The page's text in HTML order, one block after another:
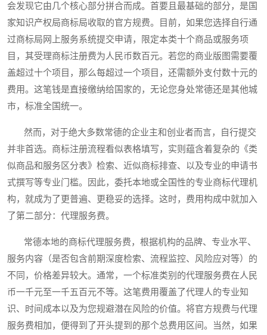
会发现它由几个核心部分拼合而成。首要且最基础的部分，是国
家知识产权局商标局收取的官方规费。目前，如果您选择自行通
过商标局网上服务系统提交申请，限定本类十个商品或服务项
目，其受理商标注册费为人民币数百元。若您的商业版图需要覆
盖超过十个项目，那么每超过一个项目，还需额外支付数十元的
费用。这笔钱是直接缴纳给国家的，无论您身处常德还是其他城
市，标准全国统一。
然而，对于绝大多数常德的企业主和创业者而言，自行提交
并非首选。商标注册流程看似表格填写，实则蕴含着复杂的《类
似商品和服务区分表》检索、近似商标排查、以及专业的申请书
式撰写等专业门槛。因此，委托本地或全国性的专业商标代理机
构，就成为了更普遍、更稳妥的选择。这时，费用构成中就加入
了第二部分：代理服务费。
常德本地的商标代理服务费，根据机构的品牌、专业水平、
服务内容（是否包含前期深度检索、流程监控、风险应对等）的
不同，价格差异较大。通常，一个标准类别的代理服务费在人民
币一千元至一千五百元不等。这笔费用覆盖了代理人的专业知
识、时间成本以及为您规避潜在风险的价值。将官方规费与代理
服务费相加，便得到了开头提到的那个总费用区间。当然，如果